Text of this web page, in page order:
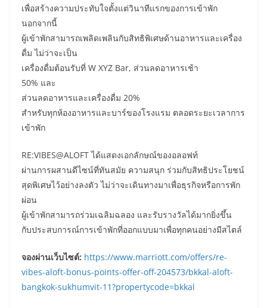
เพื่อสร้างความประทับใจตั้งแต่วินาทีแรกของการเข้าพัก
นอกจากนี้
ผู้เข้าพักสามารถเพลิดเพลินกับสิทธิพิเศษด้านอาหารและเครื่อง
ดื่ม ไม่ว่าจะเป็น
เครื่องดื่มต้อนรับที่ W XYZ Bar, ส่วนลดอาหารเช้า
50% และ
ส่วนลดอาหารและเครื่องดื่ม 20%
สำหรับทุกห้องอาหารและบาร์ของโรงแรม ตลอดระยะเวลาการ
เข้าพัก
RE:VIBES@ALOFT ได้แสดงเอกลักษณ์ของอลอฟท์
ผ่านการผสานดีไซน์ที่ทันสมัย ความสนุก ร่วมกับสิทธิประโยชน์
สุดพิเศษไว้อย่างลงตัว ไม่ว่าจะเดินทางมาเพื่อธุรกิจหรือการพัก
ผ่อน
ผู้เข้าพักสามารถร่วมเฉลิมฉลอง และรับรางวัลได้มากยิ่งขึ้น
กับประสบการณ์การเข้าพักที่ออกแบบมาเพื่อทุกคนอย่างมีสไตล์
จองผ่านเว็บไซต์: https://www.marriott.com/offers/re-
vibes-aloft-bonus-points-offer-off-204573/bkkal-aloft-
bangkok-sukhumvit-11?propertycode=bkkal